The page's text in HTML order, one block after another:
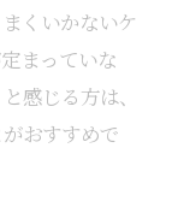
くいかないケ
まっていな
感じる方は、
おすすめで